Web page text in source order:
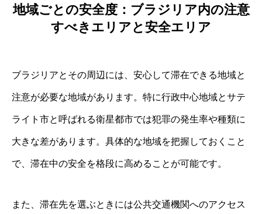
地域ごとの安全度：ブラジリア内の注意
すべきエリアと安全エリア
ブラジリアとその周辺には、安心して滞在できる地域と
注意が必要な地域があります。特に行政中心地域とサテ
ライト市と呼ばれる衛星都市では犯罪の発生率や種類に
大きな差があります。具体的な地域を把握しておくこと
で、滞在中の安全を格段に高めることが可能です。
また、滞在先を選ぶときには公共交通機関へのアクセス